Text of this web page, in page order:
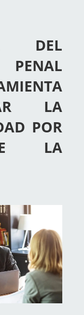
DEL
PENAL
LA
POR
LA